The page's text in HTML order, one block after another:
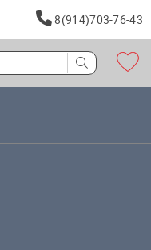
8(914)703-76-43